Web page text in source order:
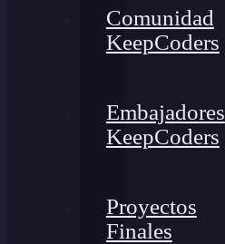
Comunidad
KeepCoders
Embajadores
KeepCoders
Proyectos
Finales